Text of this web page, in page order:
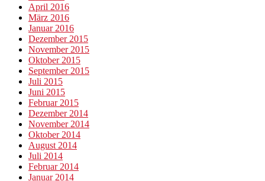
April 2016
März 2016
Januar 2016
Dezember 2015
November 2015
Oktober 2015
September 2015
Juli 2015
Juni 2015
Februar 2015
Dezember 2014
November 2014
Oktober 2014
August 2014
Juli 2014
Februar 2014
Januar 2014